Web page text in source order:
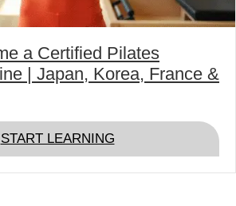
a Certified Pilates
| Japan, Korea, France &
START LEARNINGABOUT HOW TO